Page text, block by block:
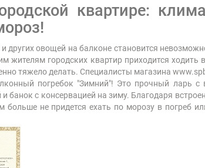
квартире:
других овощей на балконе становится
жителям городских квартир приходится ходить
тяжело делать. Специалисты магазина
погребок "Зимний"! Это прочный ларь с
с консервацией на зиму. Благодаря
не придется ехать по морозу в погреб